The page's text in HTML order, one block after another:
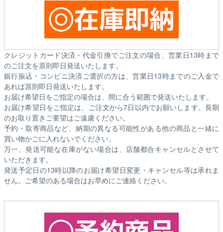
クレジットカード決済・代金引換でご注文の場合、営業日13時まで
のご注文を原則即日発送いたします。
銀行振込・コンビニ決済ご選択の方は、営業日13時までのご入金で
あれば原則即日発送いたします。
お届け希望日をご指定の場合は、間に合う範囲で発送いたします。
お届け希望日をご指定は、ご注文から7日以内でお願いします。長期
のお取り置きご要望はご遠慮ください。
予約・取寄商品など、納期の異なる可能性がある他の商品と一緒に
買い物かごに入れないでください。
万一、発送可能な在庫がない場合は、店舗都合キャンセルとさせて
いただきます。
発送予定日の13時以降のお届け希望日変更・キャンセル等は承れま
せん。ご希望のある場合はお早めにご連絡ください。